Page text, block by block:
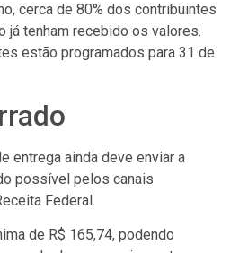
cerca de 80% dos contribuintes
já tenham recebido os valores.
estão programados para 31 de
entrega ainda deve enviar a
possível pelos canais
Federal.
de R$ 165,74, podendo